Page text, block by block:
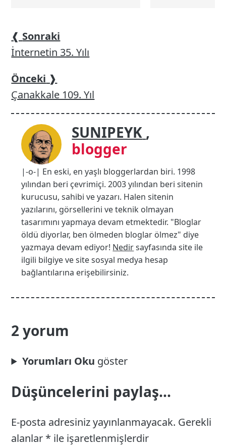
❰ Sonraki
İnternetin 35. Yılı
Önceki ❱
Çanakkale 109. Yıl
SUNIPEYK ,
blogger
|-o-| En eski, en yaşlı bloggerlardan biri. 1998
yılından beri çevrimiçi. 2003 yılından beri sitenin
kurucusu, sahibi ve yazarı. Halen sitenin
yazılarını, görsellerini ve teknik olmayan
tasarımını yapmaya devam etmektedir. "Bloglar
öldü diyorlar, ben ölmeden bloglar ölmez" diye
yazmaya devam ediyor! Nedirsayfasında site ile
ilgili bilgiye ve site sosyal medya hesap
bağlantılarına erişebilirsiniz.
2 yorum
Yorumları Oku
Düşüncelerini paylaş...
E-posta adresiniz yayınlanmayacak. Gerekli
alanlar * ile işaretlenmişlerdir